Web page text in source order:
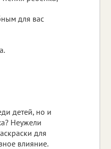
для вас
детей, но и
Неужели
для
влияние.